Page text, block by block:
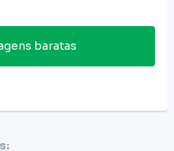
baratas